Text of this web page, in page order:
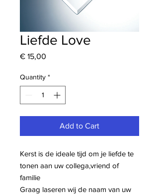
Liefde Love
€ 15,00
Quantity *
Add to Cart
Kerst is de ideale tijd om je liefde te
tonen aan uw collega,vriend of
familie
Graag laseren wij de naam van uw